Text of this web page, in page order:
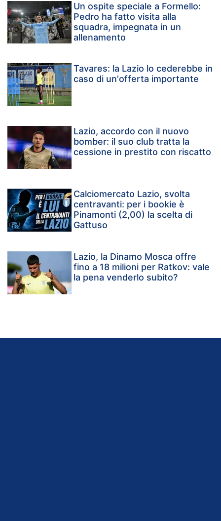
Un ospite speciale a Formello:
Pedro ha fatto visita alla
squadra, impegnata in un
allenamento
Tavares: la Lazio lo cederebbe in
caso di un'offerta importante
Lazio, accordo con il nuovo
bomber: il suo club tratta la
cessione in prestito con riscatto
Calciomercato Lazio, svolta
centravanti: per i bookie è
Pinamonti (2,00) la scelta di
Gattuso
Lazio, la Dinamo Mosca offre
fino a 18 milioni per Ratkov: vale
la pena venderlo subito?